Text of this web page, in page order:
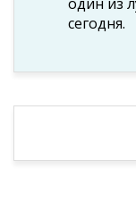
сегодня.